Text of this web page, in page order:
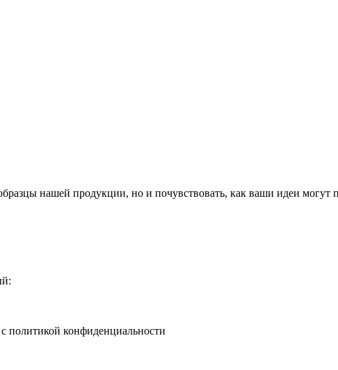
нашей продукции, но и почувствовать, как ваши идеи могут
политикой конфиденциальности